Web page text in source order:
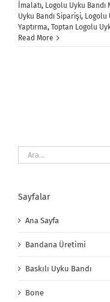
İmalatı, Logolu Uyku
Uyku Bandı Siparişi, Logolu
Yaptırma, Toptan Logolu
Read More
Ara:
Sayfalar
Ana Sayfa
Bandana Üretimi
Baskılı Uyku Bandı
Bone